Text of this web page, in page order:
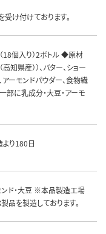
け付けております。
個入り）2ボトル ◆原材
高知県産））、バター、ショー
アーモンドパウダー、食物繊
部に乳成分・大豆・アーモ
より180日
ンド・大豆 ※本品製造工場
品を製造しております。